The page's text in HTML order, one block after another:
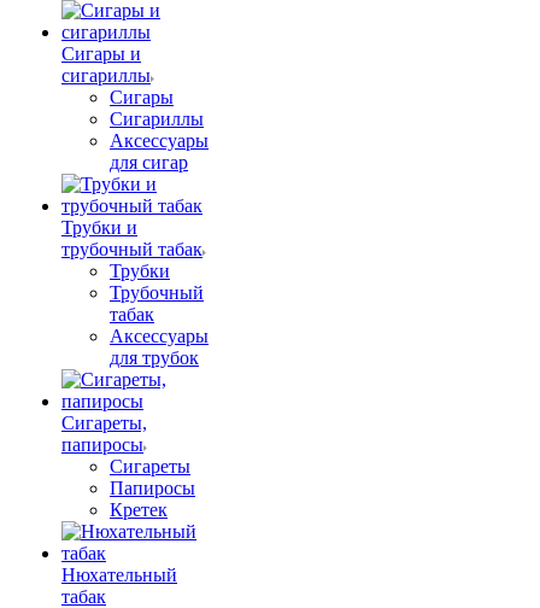
Сигары и
сигариллы
Сигары
Сигариллы
Аксессуары
для сигар
Трубки и
трубочный табак
Трубки
Трубочный
табак
Аксессуары
для трубок
Сигареты,
папиросы
Сигареты
Папиросы
Кретек
Нюхательный
табак